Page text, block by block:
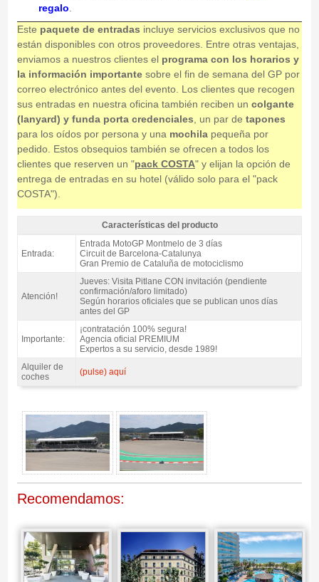
regalo
Este paquete de entradas incluye servicios exclusivos que no
están disponibles con otros proveedores. Entre otras ventajas,
enviamos a nuestros clientes el programa con los horarios y
la información importantesobre el fin de semana del GP por
correo electrónico antes del evento. Los clientes que recogen
sus entradas en nuestra oficina también reciben un colgante
(lanyard) y funda porta credenciales , un par de tapones
para los oídos por persona y una mochilapequeña por
pedido. Estos obsequios también se ofrecen a todos los
clientes que reserven un "pack COSTA" y elijan la opción de
entrega de entradas en su hotel (válido solo para el "pack
COSTA").
Entrada MotoGP Tribuna T1, GP Catalunya 2027 - Características del
producto
Características del producto
Entrada:
Entrada MotoGP Montmelo de 3 días
Circuit de Barcelona-Catalunya
Gran Premio de Cataluña de motociclismo
Atención!
Jueves: Visita Pitlane CON invitación (pendiente
confirmación/aforo limitado)
Según horarios oficiales que se publican unos días
antes del GP
Importante:
¡contratación 100% segura!
Agencia oficial PREMIUM
Expertos a su servicio, desde 1989!
Alquiler de
coches
(pulse) aquí
Recomendamos: